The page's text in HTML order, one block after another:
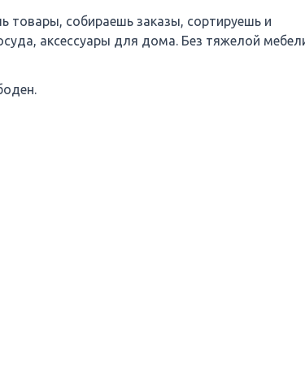
товары, собираешь заказы, сортируешь и
аксессуары для дома. Без тяжелой